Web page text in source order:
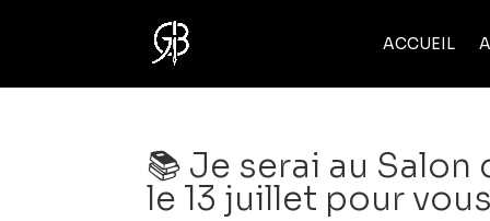
ACCUEIL
📚 Je serai au
le 13 juillet pour